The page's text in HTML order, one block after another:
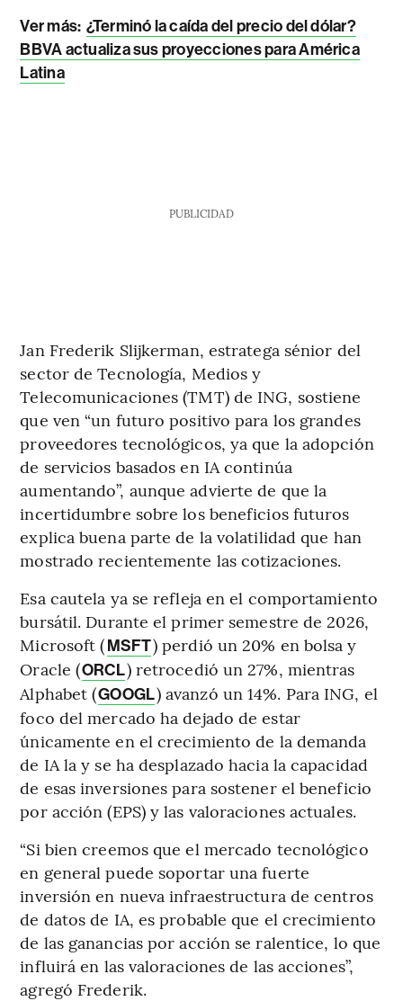
Ver más: ¿Terminó la caída del precio del dólar?
BBVA actualiza sus proyecciones para América
Latina
PUBLICIDAD
Jan Frederik Slijkerman, estratega sénior del
sector de Tecnología, Medios y
Telecomunicaciones (TMT) de ING, sostiene
que ven “un futuro positivo para los grandes
proveedores tecnológicos, ya que la adopción
de servicios basados en IA continúa
aumentando”, aunque advierte de que la
incertidumbre sobre los beneficios futuros
explica buena parte de la volatilidad que han
mostrado recientemente las cotizaciones.
Esa cautela ya se refleja en el comportamiento
bursátil. Durante el primer semestre de 2026,
Microsoft (MSFT) perdió un 20% en bolsa y
Oracle (ORCL) retrocedió un 27%, mientras
Alphabet (GOOGL) avanzó un 14%. Para ING, el
foco del mercado ha dejado de estar
únicamente en el crecimiento de la demanda
de IA la y se ha desplazado hacia la capacidad
de esas inversiones para sostener el beneficio
por acción (EPS) y las valoraciones actuales.
“Si bien creemos que el mercado tecnológico
en general puede soportar una fuerte
inversión en nueva infraestructura de centros
de datos de IA, es probable que el crecimiento
de las ganancias por acción se ralentice, lo que
influirá en las valoraciones de las acciones”,
agregó Frederik.